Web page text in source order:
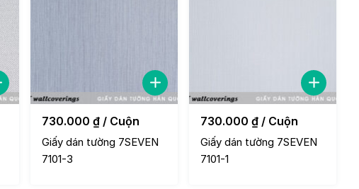
730.000 ₫ / Cuộn
Giấy dán tường 7SEVEN
7101-3
730.000 ₫ / Cuộn
Giấy dán tường 7SEVEN
7101-1